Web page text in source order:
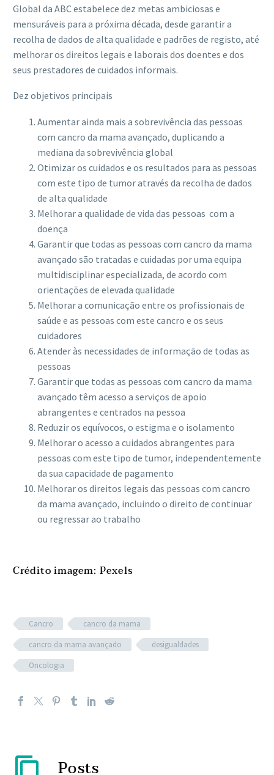
Global da ABC estabelece dez metas ambiciosas e
mensuráveis ​​para a próxima década, desde garantir a
recolha de dados de alta qualidade e padrões de registo, até
melhorar os direitos legais e laborais dos doentes e dos
seus prestadores de cuidados informais.
Dez objetivos principais
Aumentar ainda mais a sobrevivência das pessoas
com cancro da mama avançado, duplicando a
mediana da sobrevivência global
Otimizar os cuidados e os resultados para as pessoas
com este tipo de tumor através da recolha de dados
de alta qualidade
Melhorar a qualidade de vida das pessoas com a
doença
Garantir que todas as pessoas com cancro da mama
avançado são tratadas e cuidadas por uma equipa
multidisciplinar especializada, de acordo com
orientações de elevada qualidade
Melhorar a comunicação entre os profissionais de
saúde e as pessoas com este cancro e os seus
cuidadores
Atender às necessidades de informação de todas as
pessoas
Garantir que todas as pessoas com cancro da mama
avançado têm acesso a serviços de apoio
abrangentes e centrados na pessoa
Reduzir os equívocos, o estigma e o isolamento
Melhorar o acesso a cuidados abrangentes para
pessoas com este tipo de tumor, independentemente
da sua capacidade de pagamento
Melhorar os direitos legais das pessoas com cancro
da mama avançado, incluindo o direito de continuar
ou regressar ao trabalho
Crédito imagem: Pexels
Cancro
cancro da mama
cancro da mama avançado
desigualdades
Oncologia
Posts